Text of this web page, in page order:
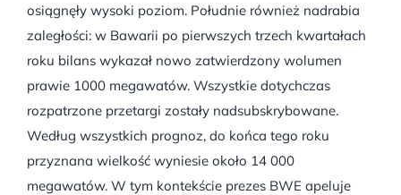
osiągnęły wysoki poziom. Południe również nadrabia
zaległości: w Bawarii po pierwszych trzech kwartałach
roku bilans wykazał nowo zatwierdzony wolumen
prawie 1000 megawatów. Wszystkie dotychczas
rozpatrzone przetargi zostały nadsubskrybowane.
Według wszystkich prognoz, do końca tego roku
przyznana wielkość wyniesie około 14 000
megawatów. W tym kontekście prezes BWE apeluje